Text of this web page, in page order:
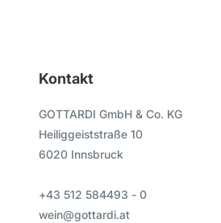
Kontakt
GOTTARDI GmbH & Co. KG
Heiliggeiststraße 10
6020 Innsbruck
+43 512 584493 - 0
wein@gottardi.at